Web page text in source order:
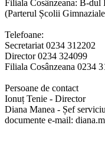
Filiala Cosânzeana: B-
(Parterul Școlii
Telefoane:
Secretariat 0234 312202
Director 0234 324099
Filiala Cosânzeana 0234
Persoane de contact
Ionuț Tenie - Director
Diana Manea - Șef
documente e-mail: